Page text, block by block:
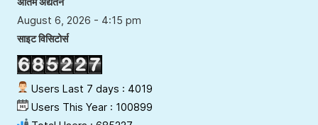
August 6, 2026 - 4:15 pm
साइट विसिटोर्स
Users Last 7 days : 4019
Users This Year : 100899